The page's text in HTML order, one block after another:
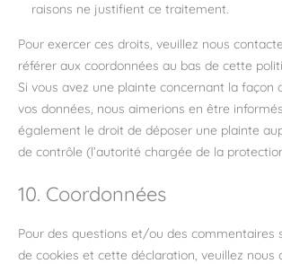
raisons ne justifient ce traitement.
Pour exercer ces droits, veuillez nous
référer aux coordonnées au bas de cette
Si vous avez une plainte concernant la façon
vos données, nous aimerions en être
également le droit de déposer une plainte
de contrôle (l’autorité chargée de la
10. Coordonnées
Pour des questions et/ou des commentaires
de cookies et cette déclaration, veuillez nous